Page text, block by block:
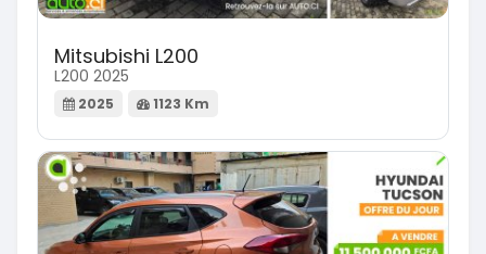
Mitsubishi L200
L200 2025
2025 1123 Km